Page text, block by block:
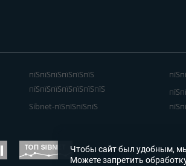
пїЅпїЅпїЅпїЅпїЅпїЅ
пїЅпїЅпїЅпїЅпїЅпїЅпїЅ
Sibnet-пїЅпїЅпїЅпїЅ
Чтобы сайт был удобным,
Можете запретить